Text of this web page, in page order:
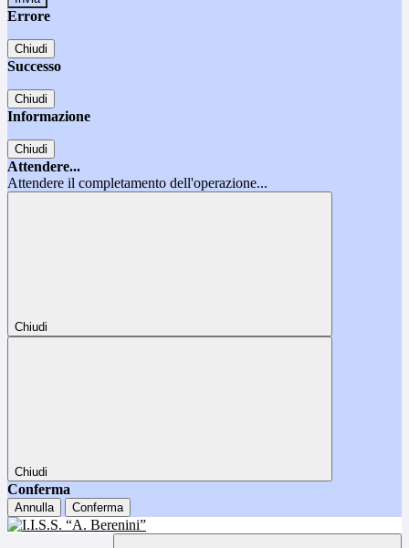
Errore
Chiudi
Successo
Chiudi
Informazione
Chiudi
Attendere...
Attendere il completamento dell'operazione...
Chiudi
Chiudi
Conferma
Annulla Conferma